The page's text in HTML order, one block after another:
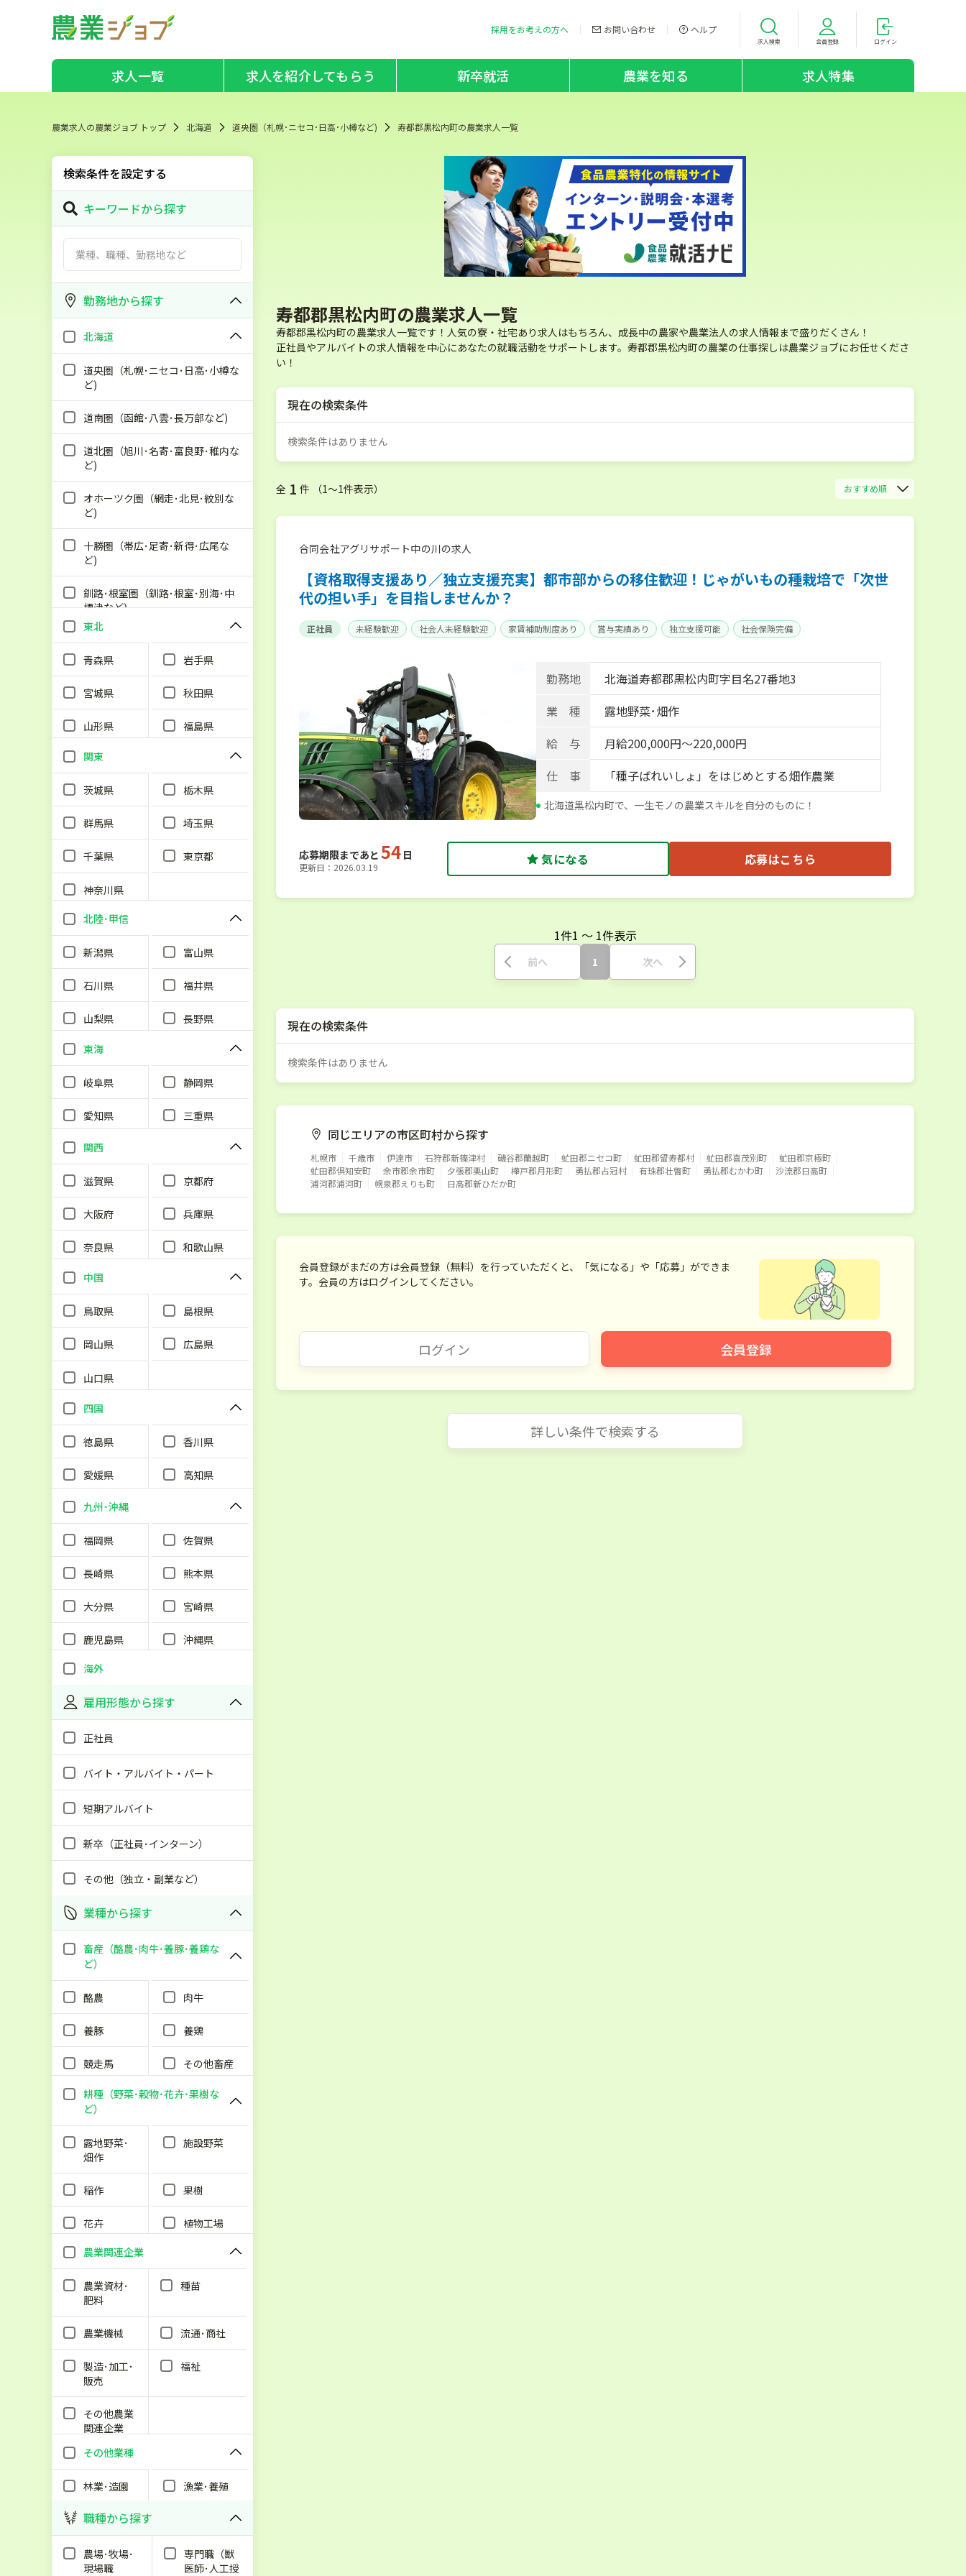
採用をお考えの方へ お問い合わせ ヘルプ
求人検索 会員登録 ログイン
求人一覧 求人を紹介してもらう 新卒就活 農業を知る 求人特集
農業求人の農業ジョブ トップ 北海道 道央圏（札幌･ニセコ･日高･小樽など) 寿都郡黒松内町の農業求人一覧
検索条件を設定する
キーワードから探す
勤務地から探す
北海道
道央圏（札幌･ニセコ･日高･小樽な
ど)
道南圏（函館･八雲･長万部など)
道北圏（旭川･名寄･富良野･稚内な
ど)
オホーツク圏（網走･北見･紋別な
ど)
十勝圏（帯広･足寄･新得･広尾な
ど)
釧路･根室圏（釧路･根室･別海･中
標津など)
東北
青森県 岩手県
宮城県 秋田県
山形県 福島県
関東
茨城県 栃木県
群馬県 埼玉県
千葉県 東京都
神奈川県
北陸･甲信
新潟県 富山県
石川県 福井県
山梨県 長野県
東海
岐阜県 静岡県
愛知県 三重県
関西
滋賀県 京都府
大阪府 兵庫県
奈良県 和歌山県
中国
鳥取県 島根県
岡山県 広島県
山口県
四国
徳島県 香川県
愛媛県 高知県
九州･沖縄
福岡県 佐賀県
長崎県 熊本県
大分県 宮崎県
鹿児島県
沖縄県
海外
雇用形態から探す
正社員
バイト・アルバイト・パート
短期アルバイト
新卒（正社員･インターン）
その他（独立・副業など）
業種から探す
畜産（酪農･肉牛･養豚･養鶏な
ど）
酪農 肉牛
養豚 養鶏
競走馬 その他畜産
耕種（野菜･穀物･花卉･果樹な
ど）
露地野菜･
畑作
施設野菜
稲作 果樹
花卉
植物工場
農業関連企業
農業資材･
肥料
種苗
農業機械 流通･商社
製造･加工･
販売
福祉
その他農業
関連企業
その他業種
林業･造園 漁業･養殖
職種から探す
農場･牧場･
現場職
専門職（獣
医師･人工授
寿都郡黒松内町の農業求人一覧
寿都郡黒松内町の農業求人一覧です！人気の寮・社宅あり求人はもちろん、成長中の農家や農業法人の求人情報まで盛りだくさん！
正社員やアルバイトの求人情報を中心にあなたの就職活動をサポートします。寿都郡黒松内町の農業の仕事探しは農業ジョブにお任せくださ
い！
現在の検索条件
検索条件はありません
全 1 件 （1〜1件表示） おすすめ順
合同会社アグリサポート中の川の求人
【資格取得支援あり／独立支援充実】都市部からの移住歓迎！じゃがいもの種栽培で「次世
代の担い手」を目指しませんか？
正社員 未経験歓迎 社会人未経験歓迎 家賃補助制度あり 賞与実績あり 独立支援可能 社会保険完備
勤務地
北海道寿都郡黒松内町字目名27番地3
業 種
露地野菜･畑作
給 与
月給200,000円～220,000円
仕 事
「種子ばれいしょ」をはじめとする畑作農業
北海道黒松内町で、一生モノの農業スキルを自分のものに！
応募期限まであと 54 日
更新日：2026.03.19 気になる 応募はこちら
1件1 〜 1件表示
前へ 1 次へ
現在の検索条件
検索条件はありません
同じエリアの市区町村から探す
札幌市 千歳市 伊達市 石狩郡新篠津村 磯谷郡蘭越町 虻田郡ニセコ町 虻田郡留寿都村 虻田郡喜茂別町
虻田郡京極町
虻田郡倶知安町
余市郡余市町 夕張郡栗山町 樺戸郡月形町 勇払郡占冠村 有珠郡壮瞥町 勇払郡むかわ町
沙流郡日高町
浦河郡浦河町
幌泉郡えりも町 日高郡新ひだか町
会員登録がまだの方は会員登録（無料）を行っていただくと、「気になる」や「応募」ができま
す。会員の方はログインしてください。
ログイン 会員登録
詳しい条件で検索する